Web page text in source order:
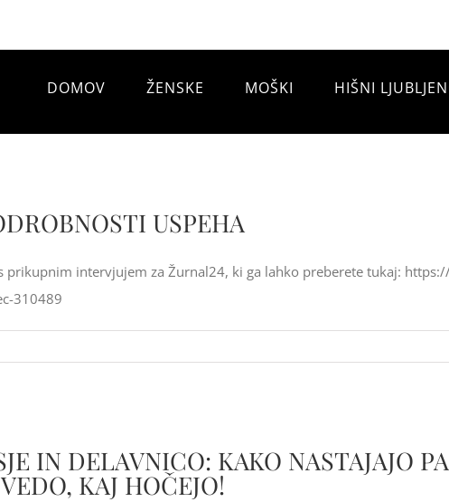
DOMOV ŽENSKE MOŠKI HIŠNI
USPEHA
prikupnim intervjujem za Žurnal24, ki ga lahko preberete tukaj:
310489
IN DELAVNICO: KAKO NASTAJAJO
KAJ HOČEJO!